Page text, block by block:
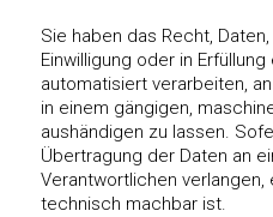
Sie haben das Recht,
Einwilligung oder in
automatisiert verarbeiten,
in einem gängigen,
aushändigen zu lassen.
Übertragung der Daten an
Verantwortlichen
technisch machbar ist.